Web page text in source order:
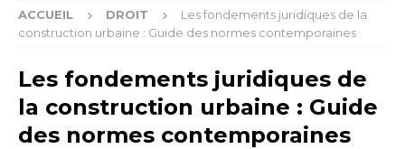
ACCUEIL DROIT
Les fondements juridiques de la
construction urbaine : Guide des normes contemporaines
Les fondements juridiques de
la construction urbaine : Guide
des normes contemporaines